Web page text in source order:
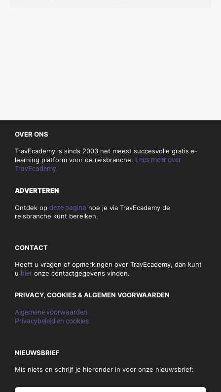
OVER ONS
TravEcademy is sinds 2003 het meest succesvolle gratis e-
learning platform voor de reisbranche. Lees meer over
TravEcademy.
ADVERTEREN
Ontdek op deze pagina hoe je via TravEcademy de
reisbranche kunt bereiken.
CONTACT
Heeft u vragen of opmerkingen over TravEcademy, dan kunt
u hier onze contactgegevens vinden.
PRIVACY, COOKIES & ALGEMEN VOORWAARDEN
Algemene voorwaarden
Privacybeleid en cookies
NIEUWSBRIEF
Mis niets en schrijf je hieronder in voor onze nieuwsbrief: